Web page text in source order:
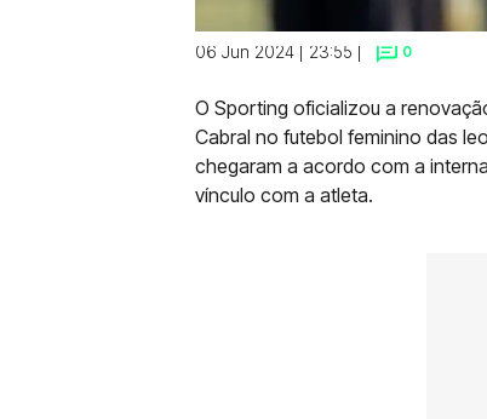
06 Jun 2024 | 23:55 | 0
O Sporting oficializou a
Cabral no futebol feminino das
chegaram a acordo com a
vínculo com a atleta.